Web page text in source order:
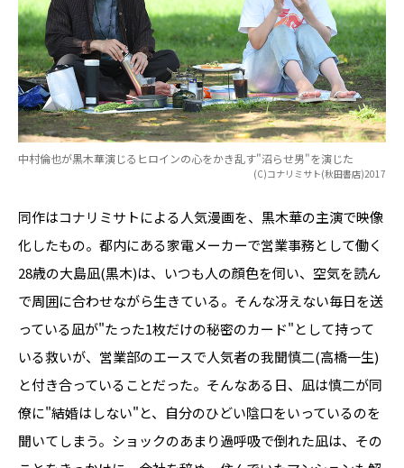
中村倫也が黒木華演じるヒロインの心をかき乱す"沼らせ男"を演じた
(C)コナリミサト(秋田書店)2017
同作はコナリミサトによる人気漫画を、黒木華の主演で映像
化したもの。都内にある家電メーカーで営業事務として働く
28歳の大島凪(黒木)は、いつも人の顔色を伺い、空気を読ん
で周囲に合わせながら生きている。そんな冴えない毎日を送
っている凪が"たった1枚だけの秘密のカード"として持って
いる救いが、営業部のエースで人気者の我聞慎二(高橋一生)
と付き合っていることだった。そんなある日、凪は慎二が同
僚に"結婚はしない"と、自分のひどい陰口をいっているのを
聞いてしまう。ショックのあまり過呼吸で倒れた凪は、その